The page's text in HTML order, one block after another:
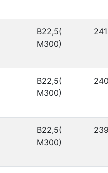
В22,5(
М300)
В22,5(
М300)
В22,5(
М300)